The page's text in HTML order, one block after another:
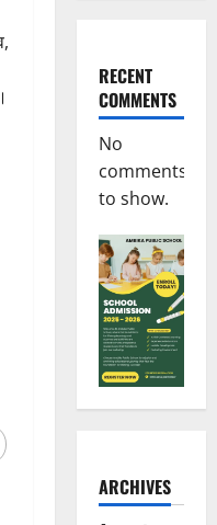
RECENT
COMMENTS
No
comments
to show.
ARCHIVES